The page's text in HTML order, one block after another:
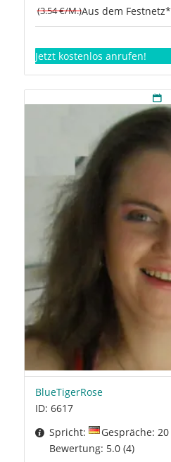
(3.54 €/M.)Aus dem Festnetz*
Jetzt kostenlos anrufen!
BlueTigerRose
ID: 6617
Spricht:
Gespräche: 20
Bewertung: 5.0 (4)